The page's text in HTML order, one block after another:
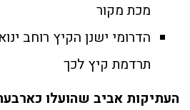
מכת מקור
הדרומי ישנן הקיץ רוחב
תרדמת קיץ לכך
העתיקות אביב שהועלו